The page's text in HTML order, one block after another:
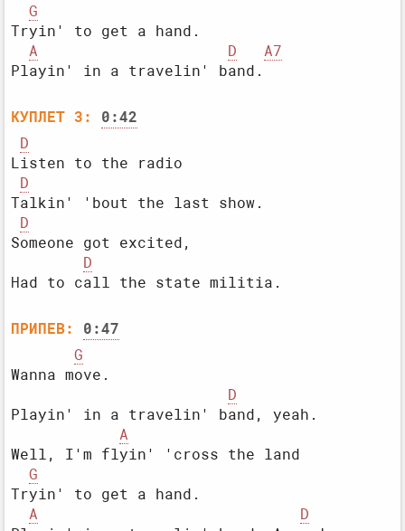
G
Tryin' to get a hand.
A
D
A7
КУПЛЕТ 3:
0:42
D
Listen to the radio
D
Talkin' 'bout the last show.
D
Someone got excited,
D
ПРИПЕВ:
0:47
G
Wanna move.
D
Playin' in a travelin' band, yeah.
A
Well, I'm flyin' 'cross the land
G
Tryin' to get a hand.
A
D